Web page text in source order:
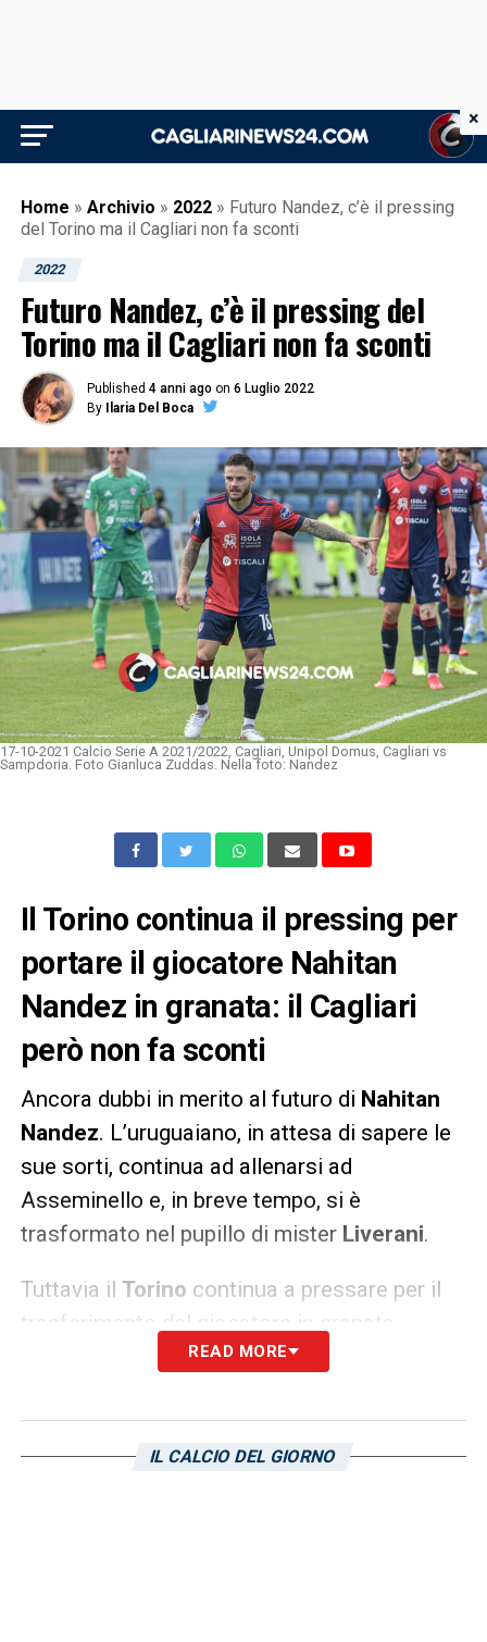
Home » Archivio » 2022 » Futuro Nandez, c’è il pressing
del Torino ma il Cagliari non fa sconti
2022
Futuro Nandez, c’è il pressing del
Torino ma il Cagliari non fa sconti
Published 4 anni ago on 6 Luglio 2022
By
Ilaria Del Boca
17-10-2021 Calcio Serie A 2021/2022, Cagliari, Unipol Domus, Cagliari vs
Sampdoria. Foto Gianluca Zuddas. Nella foto: Nandez
Il Torino continua il pressing per
portare il giocatore Nahitan
Nandez in granata: il Cagliari
però non fa sconti
Ancora dubbi in merito al futuro di Nahitan
Nandez. L’uruguaiano, in attesa di sapere le
sue sorti, continua ad allenarsi ad
Asseminello e, in breve tempo, si è
trasformato nel pupillo di mister Liverani.
Tuttavia il Torino continua a pressare per il
trasferimento del giocatore in granata.
Manca ancora il nulla osta da parte del
– non è disposto a fare sconti. Si parla
dunque solo di cessioni a titolo definitivo
READ MORE
IL CALCIO DEL GIORNO
×